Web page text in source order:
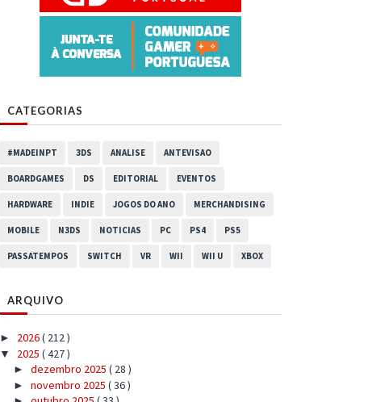
CATEGORIAS
#MADEINPT 3DS ANALISE ANTEVISAO
BOARDGAMES DS EDITORIAL EVENTOS
HARDWARE INDIE JOGOS DO ANO MERCHANDISING
MOBILE N3DS NOTICIAS PC PS4 PS5
PASSATEMPOS SWITCH VR WII WII U XBOX
ARQUIVO
► 2026( 212 )
▼ 2025 ( 427 )
► dezembro 2025 ( 28 )
► novembro 2025 ( 36 )